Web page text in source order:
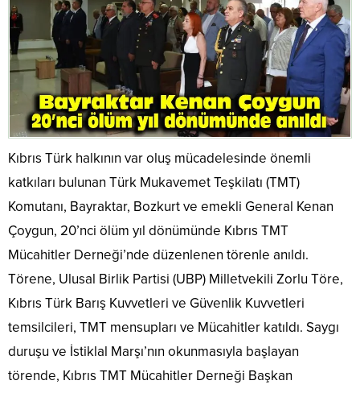
Kıbrıs Türk halkının var oluş mücadelesinde önemli
katkıları bulunan Türk Mukavemet Teşkilatı (TMT)
Komutanı, Bayraktar, Bozkurt ve emekli General Kenan
Çoygun, 20’nci ölüm yıl dönümünde Kıbrıs TMT
Mücahitler Derneği’nde düzenlenen törenle anıldı.
Törene, Ulusal Birlik Partisi (UBP) Milletvekili Zorlu Töre,
Kıbrıs Türk Barış Kuvvetleri ve Güvenlik Kuvvetleri
temsilcileri, TMT mensupları ve Mücahitler katıldı. Saygı
duruşu ve İstiklal Marşı’nın okunmasıyla başlayan
törende, Kıbrıs TMT Mücahitler Derneği Başkan